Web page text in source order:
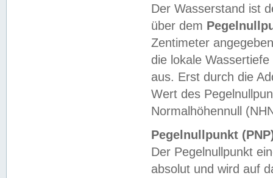
Der Wasserstand ist
über dem
Zentimeter
die lokale
aus. Erst durch die
Wert des
Normalhöhennull
Pegelnullpunkt
Der Pegelnullpunkt
absolut und wird auf